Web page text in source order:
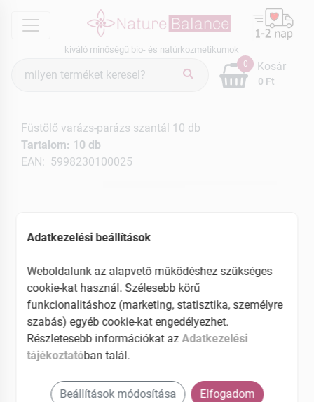
menu
kiváló minőségű bio- és natúrkozmetikumok
keresés
0
0 Ft
Kosár
Füstölő varázs-parázs szantál 10 db
Tartalom: 10 db
EAN: 5998230100025
Adatkezelési beállítások
Weboldalunk az alapvető működéshez szükséges
cookie-kat használ. Szélesebb körű
funkcionalitáshoz (marketing, statisztika, személyre
szabás) egyéb cookie-kat engedélyezhet.
Részletesebb információkat azAdatkezelési
tájékoztatóban talál.
Beállítások módosítása Elfogadom